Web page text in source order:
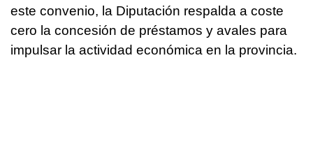
este convenio, la Diputación respalda a coste
cero la concesión de préstamos y avales para
impulsar la actividad económica en la provincia.